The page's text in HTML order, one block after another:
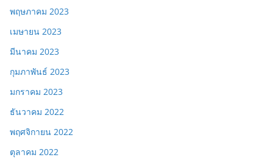
พฤษภาคม 2023
เมษายน 2023
มีนาคม 2023
กุมภาพันธ์ 2023
มกราคม 2023
ธันวาคม 2022
พฤศจิกายน 2022
ตุลาคม 2022